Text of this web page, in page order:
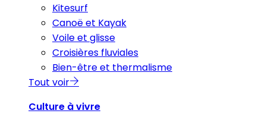
Kitesurf
Canoë et Kayak
Voile et glisse
Croisières fluviales
Bien-être et thermalisme
Tout voir
Culture à vivre